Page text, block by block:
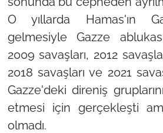
O yıllarda Hamas'ın
gelmesiyle Gazze
2009 savaşları, 2012
2018 savaşları ve 2021
Gazze'deki direniş
etmesi için gerçekleşti
olmadı.